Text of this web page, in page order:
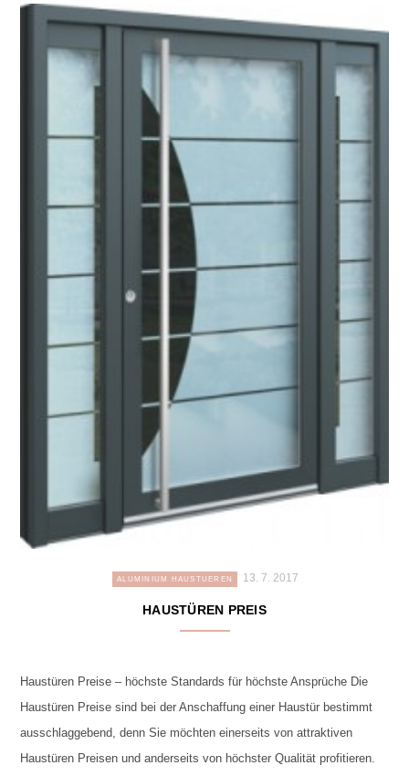
ALUMINIUM HAUSTUEREN 13. 7. 2017
HAUSTÜREN PREIS
Haustüren Preise – höchste Standards für höchste Ansprüche Die
Haustüren Preise sind bei der Anschaffung einer Haustür bestimmt
ausschlaggebend, denn Sie möchten einerseits von attraktiven
Haustüren Preisen und anderseits von höchster Qualität profitieren.